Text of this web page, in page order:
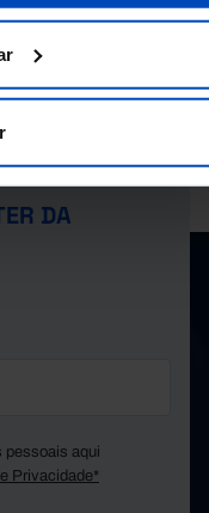
1.624
148
MANUEL DOS
DA
pessoais aqui
Privacidade*